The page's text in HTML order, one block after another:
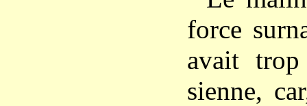
force
avait
sienne,